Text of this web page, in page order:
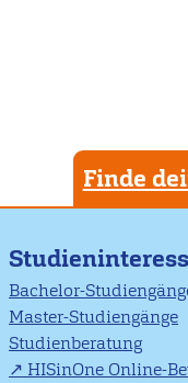
Finde
Bachelor-
Master-Studiengänge
Studienberatung
HISinOne Online-